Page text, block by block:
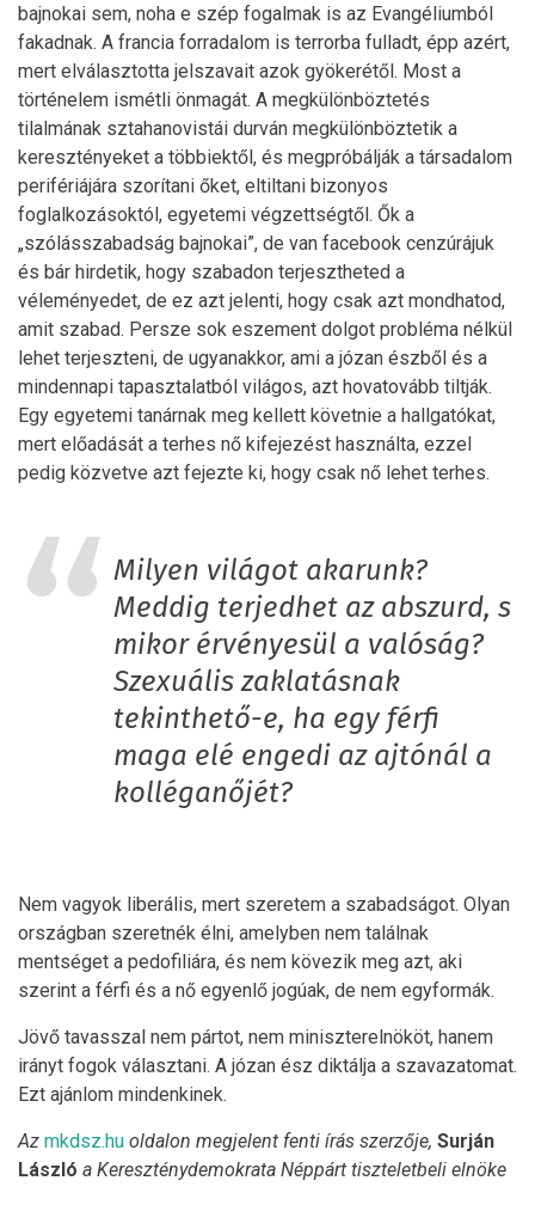
bajnokai sem, noha e szép fogalmak is az Evangéliumból
fakadnak. A francia forradalom is terrorba fulladt, épp azért,
mert elválasztotta jelszavait azok gyökerétől. Most a
történelem ismétli önmagát. A megkülönböztetés
tilalmának sztahanovistái durván megkülönböztetik a
keresztényeket a többiektől, és megpróbálják a társadalom
perifériájára szorítani őket, eltiltani bizonyos
foglalkozásoktól, egyetemi végzettségtől. Ők a
„szólásszabadság bajnokai”, de van facebook cenzúrájuk
és bár hirdetik, hogy szabadon terjesztheted a
véleményedet, de ez azt jelenti, hogy csak azt mondhatod,
amit szabad. Persze sok eszement dolgot probléma nélkül
lehet terjeszteni, de ugyanakkor, ami a józan észből és a
mindennapi tapasztalatból világos, azt hovatovább tiltják.
Egy egyetemi tanárnak meg kellett követnie a hallgatókat,
mert előadását a terhes nő kifejezést használta, ezzel
pedig közvetve azt fejezte ki, hogy csak nő lehet terhes.
Milyen világot akarunk?
Meddig terjedhet az abszurd, s
mikor érvényesül a valóság?
Szexuális zaklatásnak
tekinthető-e, ha egy férfi
maga elé engedi az ajtónál a
kolléganőjét?
Nem vagyok liberális, mert szeretem a szabadságot. Olyan
országban szeretnék élni, amelyben nem találnak
mentséget a pedofiliára, és nem kövezik meg azt, aki
szerint a férfi és a nő egyenlő jogúak, de nem egyformák.
Jövő tavasszal nem pártot, nem miniszterelnököt, hanem
irányt fogok választani. A józan ész diktálja a szavazatomat.
Ezt ajánlom mindenkinek.
Az mkdsz.hu oldalon megjelent fenti írás szerzője, Surján
László a Kereszténydemokrata Néppárt tiszteletbeli elnöke